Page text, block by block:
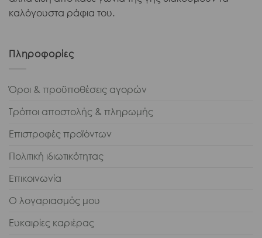
καλόγουστα ράφια του.
Πληροφορίες
Όροι & προϋποθέσεις αγορών
Τρόποι αποστολής & πληρωμής
Επιστροφές προϊόντων
Πολιτική ιδιωτικότητας
Επικοινωνία
Ο λογαριασμός μου
Ευκαιρίες καριέρας